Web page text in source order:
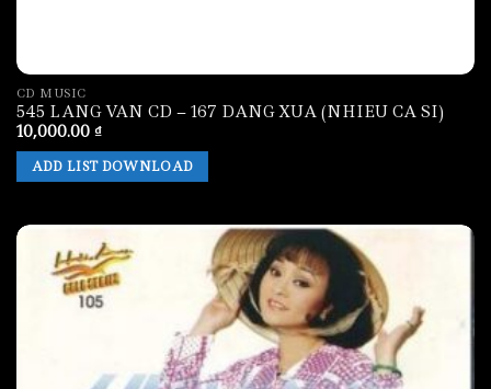
CD MUSIC
545 LANG VAN CD – 167 DANG XUA (NHIEU CA SI)
10,000.00 ₫
ADD LIST DOWNLOAD